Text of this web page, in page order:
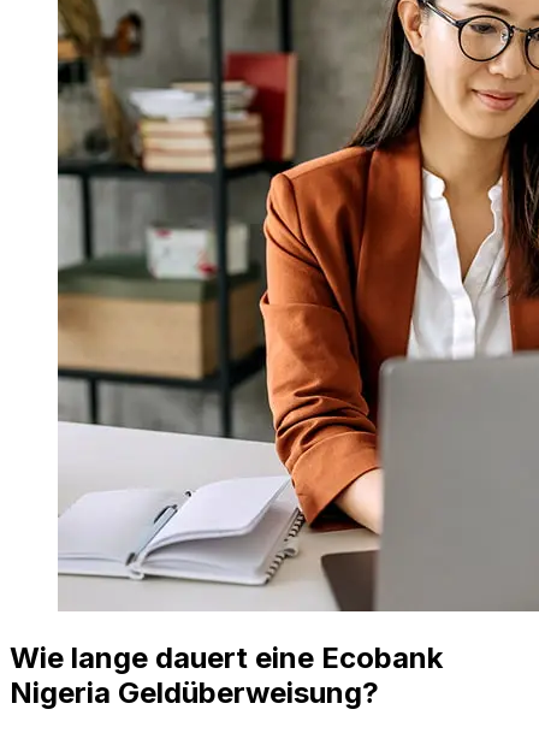
Wie lange dauert eine Ecobank
Nigeria Geldüberweisung?